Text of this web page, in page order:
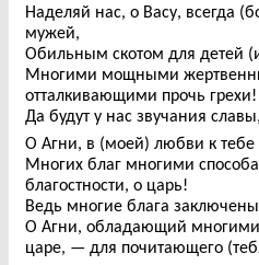
Наделяй нас, о Васу, всегда
мужей,
Обильным скотом для детей
Многими мощными
отталкивающими прочь грехи!
Да будут у нас звучания
О Агни, в (моей) любви к тебе
Многих благ многими
благостности, о царь!
Ведь многие блага
О Агни, обладающий
царе, — для почитающего